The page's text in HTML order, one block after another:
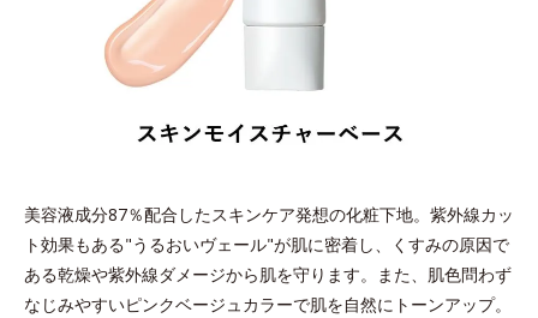
美容液成分87％配合したスキンケア発想の化粧下地。紫外線カッ
ト効果もある"うるおいヴェール"が肌に密着し、くすみの原因で
ある乾燥や紫外線ダメージから肌を守ります。また、肌色問わず
なじみやすいピンクベージュカラーで肌を自然にトーンアップ。